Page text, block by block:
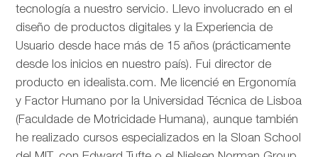
tecnología a nuestro servicio. Llevo involucrado en el
diseño de productos digitales y la Experiencia de
Usuario desde hace más de 15 años (prácticamente
desde los inicios en nuestro país). Fui director de
producto en idealista.com. Me licencié en Ergonomía
y Factor Humano por la Universidad Técnica de Lisboa
(Faculdade de Motricidade Humana), aunque también
he realizado cursos especializados en la Sloan School